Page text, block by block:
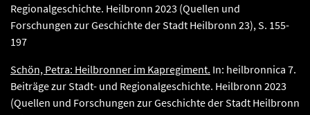
Regionalgeschichte. Heilbronn 2023 (Quellen und
Forschungen zur Geschichte der Stadt Heilbronn 23), S. 155-
197
Schön, Petra: Heilbronner im Kapregiment. In: heilbronnica 7.
Beiträge zur Stadt- und Regionalgeschichte. Heilbronn 2023
(Quellen und Forschungen zur Geschichte der Stadt Heilbronn